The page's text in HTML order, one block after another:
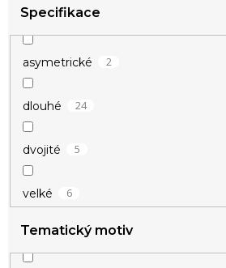
žlutá 14
Specifikace
asymetrické 2
dlouhé 24
dvojité 5
velké 6
Tematický motiv